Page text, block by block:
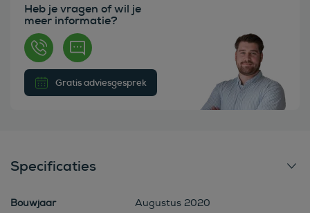
Heb je vragen of wil je
meer informatie?
Gratis adviesgesprek
Specificaties
Bouwjaar
Augustus 2020